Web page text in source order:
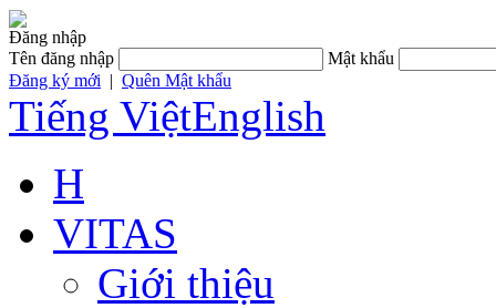
Đăng nhập
Tên đăng nhập
Mật khẩu
Đăng ký mới | Quên Mật khẩu
Tiếng ViệtEnglish
H
VITAS
Giới thiệu